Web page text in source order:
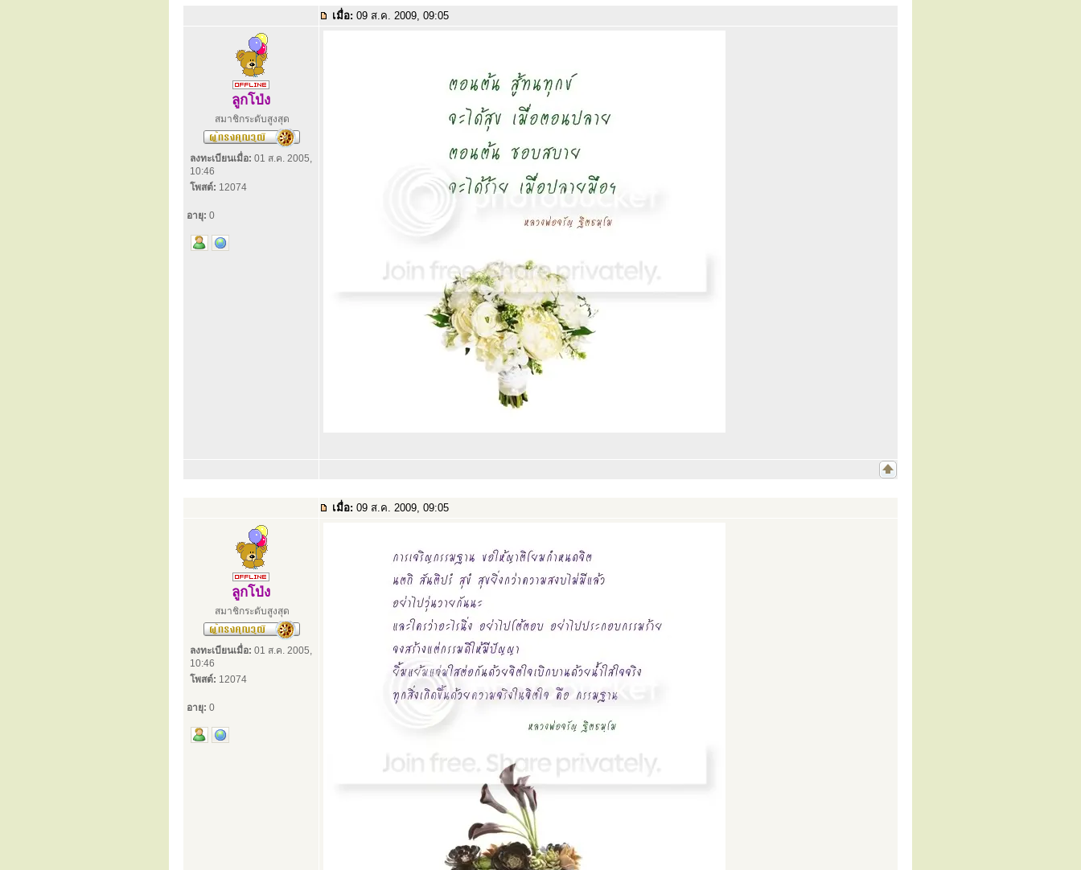
เมื่อ: 09 ส.ค. 2009, 09:05
ลูกโป่ง
สมาชิกระดับสูงสุด
ลงทะเบียนเมื่อ: 01 ส.ค. 2005,
10:46
โพสต์: 12074
อายุ: 0
เมื่อ: 09 ส.ค. 2009, 09:05
ลูกโป่ง
สมาชิกระดับสูงสุด
ลงทะเบียนเมื่อ: 01 ส.ค. 2005,
10:46
โพสต์: 12074
อายุ: 0